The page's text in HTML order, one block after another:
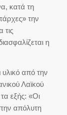
κατά τη
την
τις
η
από την
Λαϊκού
εξής: «Οι
απόλυτη